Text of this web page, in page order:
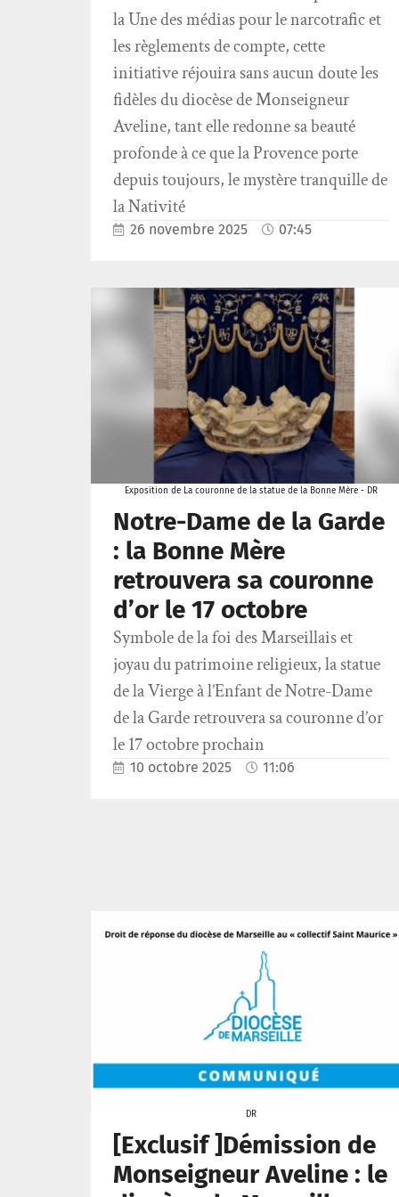
la Une des médias pour le narcotrafic et
les règlements de compte, cette
initiative réjouira sans aucun doute les
fidèles du diocèse de Monseigneur
Aveline, tant elle redonne sa beauté
profonde à ce que la Provence porte
depuis toujours, le mystère tranquille de
la Nativité
26 novembre 2025 07:45
Exposition de La couronne de la statue de la Bonne Mère - DR
Notre-Dame de la Garde
: la Bonne Mère
retrouvera sa couronne
d’or le 17 octobre
Symbole de la foi des Marseillais et
joyau du patrimoine religieux, la statue
de la Vierge à l’Enfant de Notre-Dame
de la Garde retrouvera sa couronne d’or
le 17 octobre prochain
10 octobre 2025 11:06
DR
[Exclusif ]Démission de
Monseigneur Aveline : le